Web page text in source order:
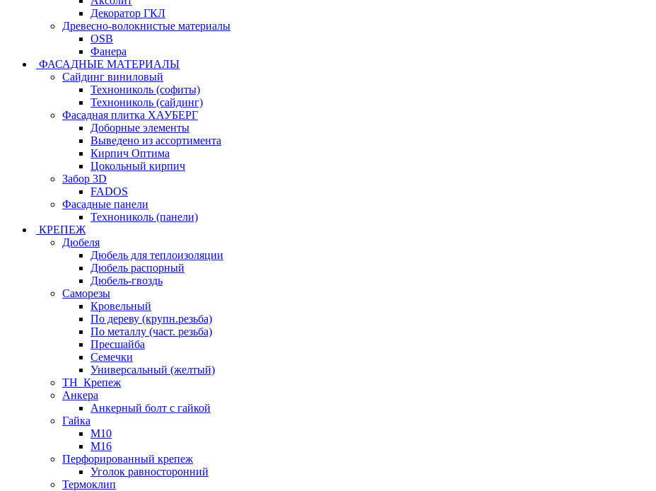
Декоратор ГКЛ
Древесно-волокнистые материалы
OSB
Фанера
ФАСАДНЫЕ МАТЕРИАЛЫ
Сайдинг виниловый
Технониколь (софиты)
Технониколь (сайдинг)
Фасадная плитка ХАУБЕРГ
Доборные элементы
Выведено из ассортимента
Кирпич Оптима
Цокольный кирпич
Забор 3D
FADOS
Фасадные панели
Технониколь (панели)
КРЕПЕЖ
Дюбеля
Дюбель для теплоизоляции
Дюбель распорный
Дюбель-гвоздь
Саморезы
Кровельный
По дереву (крупн.резьба)
По металлу (част. резьба)
Пресшайба
Семечки
Универсальный (желтый)
ТН_Крепеж
Анкера
Анкерный болт с гайкой
Гайка
М10
М16
Перфорированный крепеж
Уголок равносторонний
Термоклип